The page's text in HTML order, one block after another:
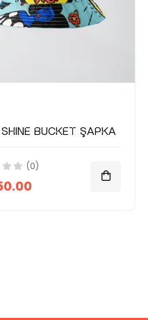
SHINE Bucket Şapka
(0)